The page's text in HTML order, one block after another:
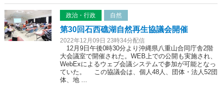
政治・行政 自然
第30回石西礁湖自然再生協議会開催
2022年12月09日 23時34分配信
12月9日午後0時30分より沖縄県八重山合同庁舎2階
大会議室で開催された。WEB上での公開も実施され、
WebExによるウェブ会議システムで参加が可能となっ
ていた。 この協議会は、個人48人、団体・法人52団
体、地 ...